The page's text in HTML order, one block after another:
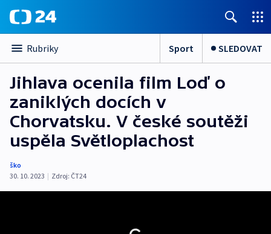
Rubriky Sport SLEDOVAT
Jihlava ocenila film Loď o
zaniklých docích v
Chorvatsku. V české soutěži
uspěla Světloplachost
ško
30. 10. 2023 | Zdroj: ČT24